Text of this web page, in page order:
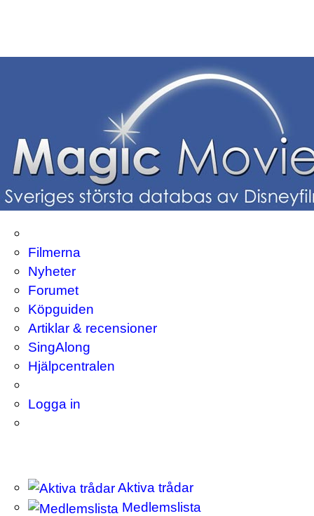
Filmerna
Nyheter
Forumet
Köpguiden
Artiklar & recensioner
SingAlong
Hjälpcentralen
Logga in
Aktiva trådar
Medlemslista